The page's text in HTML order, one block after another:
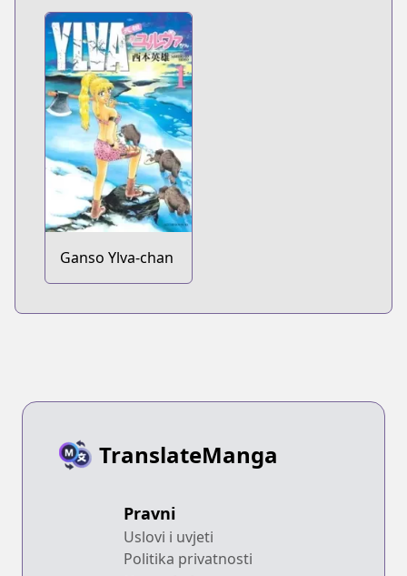
Ganso Ylva-chan
TranslateManga
Pravni
Uslovi i uvjeti
Politika privatnosti